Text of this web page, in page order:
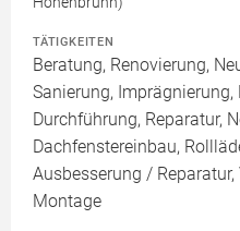
TÄTIGKEITEN
Beratung, Renovierung,
Sanierung,
Durchführung, Reparatur,
Dachfenstereinbau,
Ausbesserung /
Montage